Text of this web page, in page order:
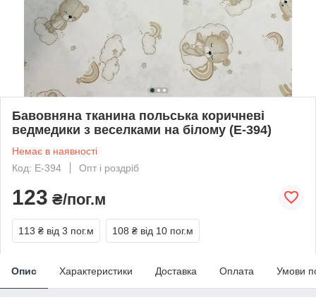
Бавовняна тканина польська коричневі
ведмедики з веселками на білому (E-394)
Немає в наявності
Код: E-394
Опт і роздріб
123 ₴/пог.м
113 ₴ від 3 пог.м 108 ₴ від 10 пог.м
Опис Характеристики Доставка Оплата Умови